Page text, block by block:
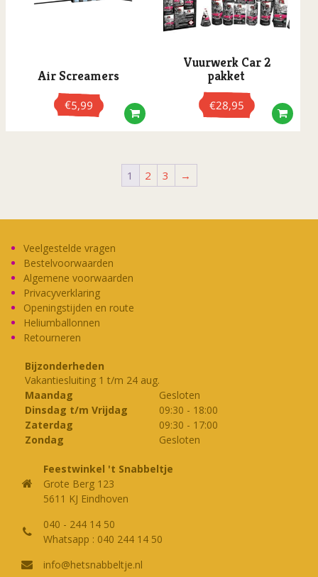
Air Screamers
€5,99
Vuurwerk Car 2
pakket
€28,95
1 2 3 →
Veelgestelde vragen
Bestelvoorwaarden
Algemene voorwaarden
Privacyverklaring
Openingstijden en route
Heliumballonnen
Retourneren
Bijzonderheden
Vakantiesluiting 1 t/m 24 aug.
Maandag
Gesloten
Dinsdag t/m Vrijdag
09:30 - 18:00
Zaterdag
09:30 - 17:00
Zondag
Gesloten
Feestwinkel 't Snabbeltje
Grote Berg 123
5611 KJ Eindhoven
040 - 244 14 50
Whatsapp : 040 244 14 50
info@hetsnabbeltje.nl